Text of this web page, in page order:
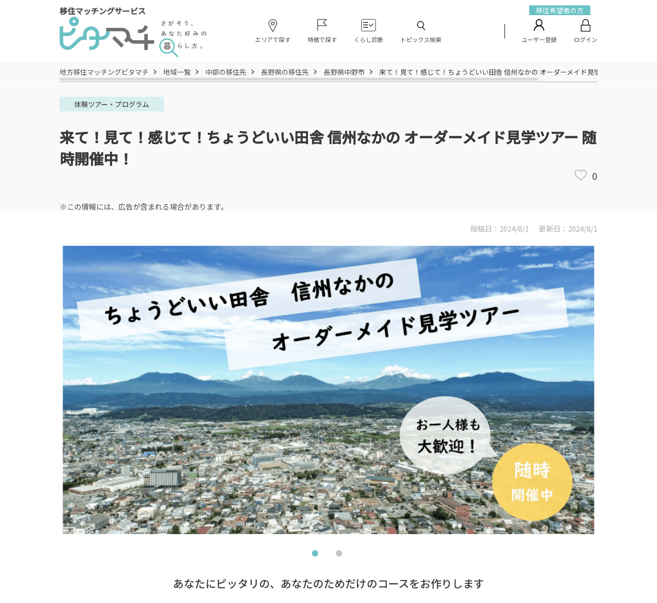
移住マッチングサービス
エリアで探す 特徴で探す くらし診断 トピックス検索
移住希望者の方
ユーザー登録 ログイン
地方移住マッチングピタマチ 地域一覧 中部の移住先 長野県の移住先 長野県中野市 来て！見て！感じて！ちょうどいい田舎 信州なかの オーダーメイド見学ツアー 随時開催
体験ツアー・プログラム
来て！見て！感じて！ちょうどいい田舎 信州なかの オーダーメイド見学ツアー 随
時開催中！
0
※この情報には、広告が含まれる場合があります。
投稿日：2024/8/1 更新日：2024/8/1
あなたにピッタリの、あなたのためだけのコースをお作りします